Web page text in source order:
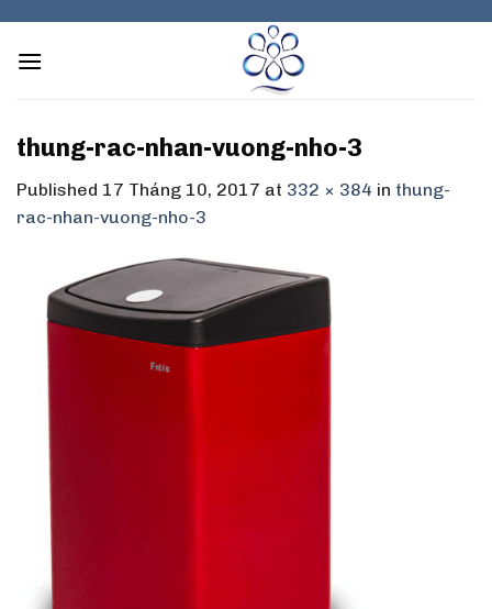
content
thung-rac-nhan-vuong-nho-3
Published 17 Tháng 10, 2017 at 332 × 384 in thung-
rac-nhan-vuong-nho-3